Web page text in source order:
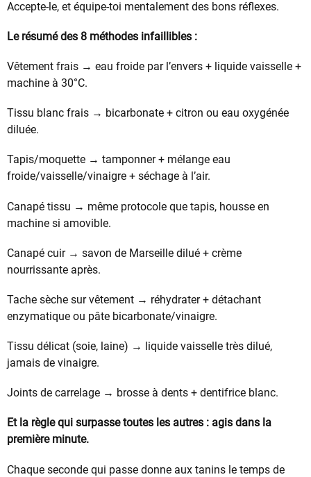
Accepte-le, et équipe-toi mentalement des bons réflexes.
Le résumé des 8 méthodes infaillibles :
Vêtement frais → eau froide par l’envers + liquide vaisselle +
machine à 30°C.
Tissu blanc frais → bicarbonate + citron ou eau oxygénée
diluée.
Tapis/moquette → tamponner + mélange eau
froide/vaisselle/vinaigre + séchage à l’air.
Canapé tissu → même protocole que tapis, housse en
machine si amovible.
Canapé cuir → savon de Marseille dilué + crème
nourrissante après.
Tache sèche sur vêtement → réhydrater + détachant
enzymatique ou pâte bicarbonate/vinaigre.
Tissu délicat (soie, laine) → liquide vaisselle très dilué,
jamais de vinaigre.
Joints de carrelage → brosse à dents + dentifrice blanc.
Et la règle qui surpasse toutes les autres : agis dans la
première minute.
Chaque seconde qui passe donne aux tanins le temps de